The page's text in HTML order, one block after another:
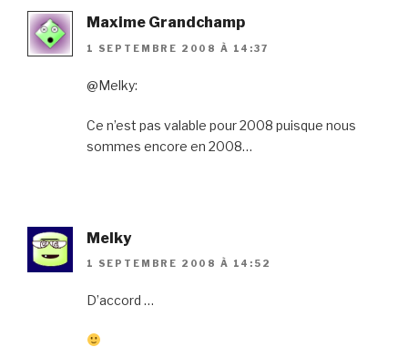
Maxime Grandchamp
1 SEPTEMBRE 2008 À 14:37
@Melky:
Ce n’est pas valable pour 2008 puisque nous
sommes encore en 2008…
Melky
1 SEPTEMBRE 2008 À 14:52
D’accord …